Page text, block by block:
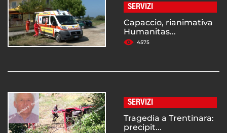
SERVIZI
Capaccio, rianimativa
Humanitas...
4575
SERVIZI
Tragedia a Trentinara:
precipit...